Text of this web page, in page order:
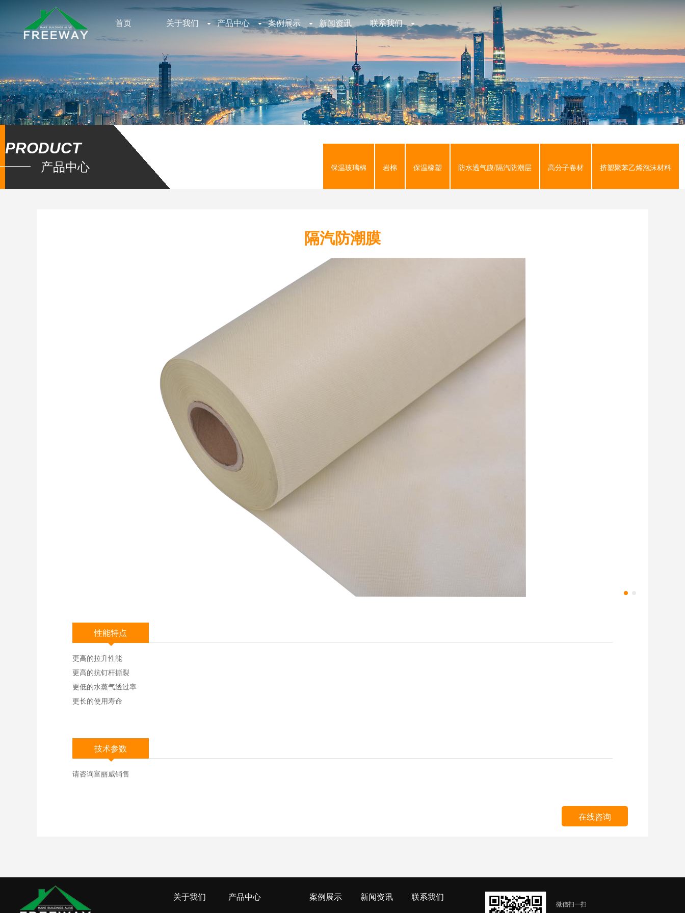
首页 关于我们 产品中心 案例展示 新闻资讯 联系我们
PRODUCT
产品中心 保温玻璃棉 岩棉 保温橡塑 防水透气膜/隔汽防潮层 高分子卷材 挤塑聚苯乙烯泡沫材料
隔汽防潮膜
性能特点
更高的拉升性能
更高的抗钉杆撕裂
更低的水蒸气透过率
更长的使用寿命
技术参数
请咨询富丽威销售
在线咨询
关于我们 产品中心 案例展示 新闻资讯 联系我们
微信扫一扫